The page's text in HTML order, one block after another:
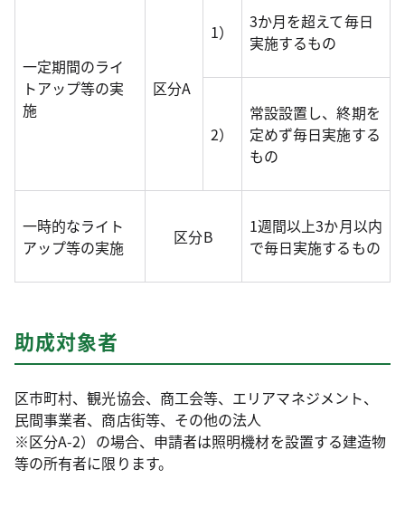
一定期間のライ
トアップ等の実
施
区分A
1）
3か月を超えて毎日
実施するもの
2）
常設設置し、終期を
定めず毎日実施する
もの
一時的なライト
アップ等の実施
区分B
1週間以上3か月以内
で毎日実施するもの
助成対象者
区市町村、観光協会、商工会等、エリアマネジメント、
民間事業者、商店街等、その他の法人
※区分A-2）の場合、申請者は照明機材を設置する建造物
等の所有者に限ります。